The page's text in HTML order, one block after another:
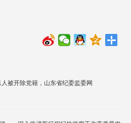
被开除党籍，山东省纪委监委网